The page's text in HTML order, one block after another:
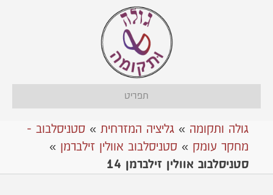
תפריט
גולה ותקומה » גליציה המזרחית » סטניסלבוב -
מחקר עומק » סטניסלבוב אוולין זילברמן »
סטניסלבוב אוולין זילברמן 14